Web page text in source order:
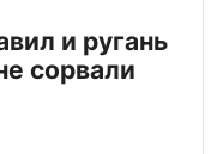
и ругань
сорвали